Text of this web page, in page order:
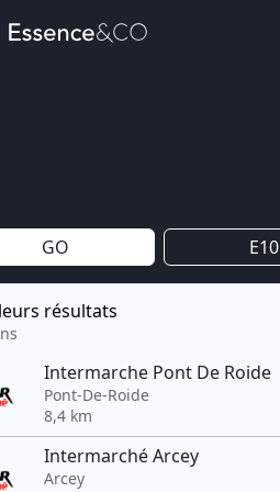
GO E10
résultats
Intermarche Pont De Roide
Pont-De-Roide
8,4 km
Intermarché Arcey
Arcey